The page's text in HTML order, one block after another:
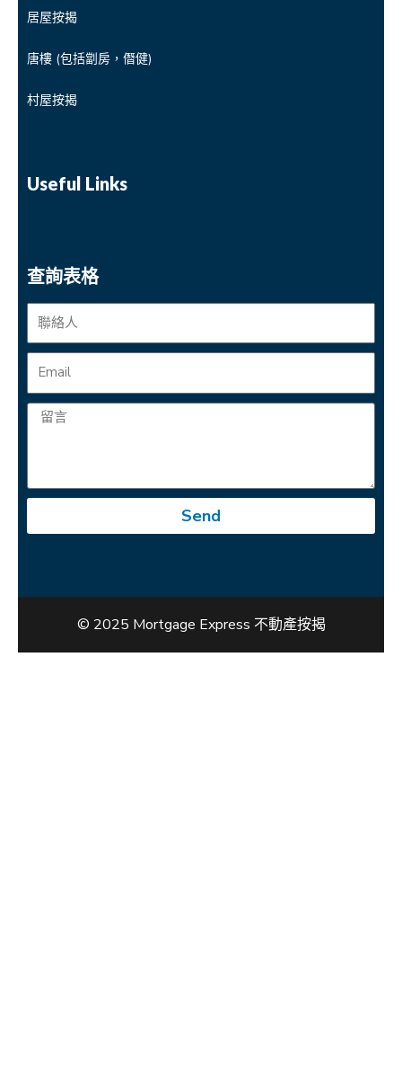
居屋按揭
唐樓 (包括劏房，僭健)
村屋按揭
Useful Links
查詢表格
Send
© 2025 Mortgage Express 不動產按揭